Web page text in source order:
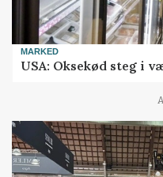
MARKED
USA: Oksekød steg i